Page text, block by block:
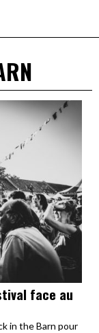
face au
in the Barn pour